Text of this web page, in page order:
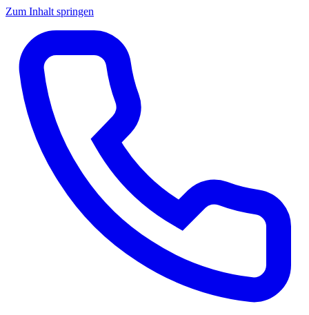
Zum Inhalt springen